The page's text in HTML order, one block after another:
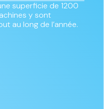
superficie de 1200
y sont
au long de l’année.